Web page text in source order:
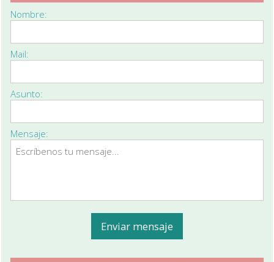
Nombre:
Mail:
Asunto:
Mensaje: